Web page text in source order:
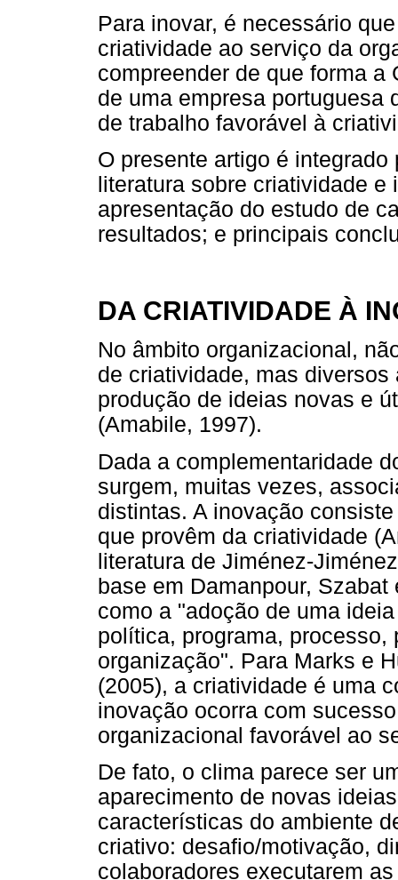
Para inovar, é necessário
criatividade ao serviço da
compreender de que forma a
de uma empresa portuguesa
de trabalho favorável à
O presente artigo é
literatura sobre criatividade e
apresentação do estudo de
resultados; e principais
DA CRIATIVIDADE À
No âmbito organizacional,
de criatividade, mas
produção de ideias novas e
(Amabile, 1997).
Dada a complementaridade
surgem, muitas vezes,
distintas. A inovação
que provêm da criatividade
literatura de Jiménez-
base em Damanpour,
como a "adoção de uma
política, programa, processo,
organização". Para Marks e
(2005), a criatividade é uma
inovação ocorra com
organizacional favorável ao
De fato, o clima parece ser
aparecimento de novas
características do ambiente
criativo: desafio/motivação,
colaboradores executarem